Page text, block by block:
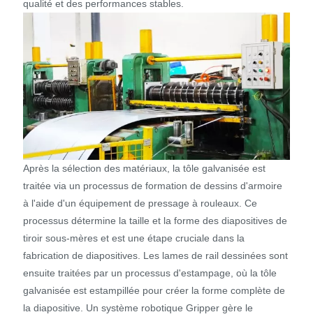
qualité et des performances stables.
Après la sélection des matériaux, la tôle galvanisée est
traitée via un processus de formation de dessins d'armoire
à l'aide d'un équipement de pressage à rouleaux. Ce
processus détermine la taille et la forme des diapositives de
tiroir sous-mères et est une étape cruciale dans la
fabrication de diapositives. Les lames de rail dessinées sont
ensuite traitées par un processus d'estampage, où la tôle
galvanisée est estampillée pour créer la forme complète de
la diapositive. Un système robotique Gripper gère le